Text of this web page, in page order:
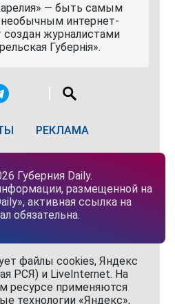
— быть самым
интернет-
создан журналистами
Губернiя».
РЕКЛАМА
Губерния Daily.
размещенной на
активная ссылка на
обязательна.
файлы cookies, Яндекс
РСЯ) и LiveInternet. На
ресурсе применяются
технологии «Яндекс»,